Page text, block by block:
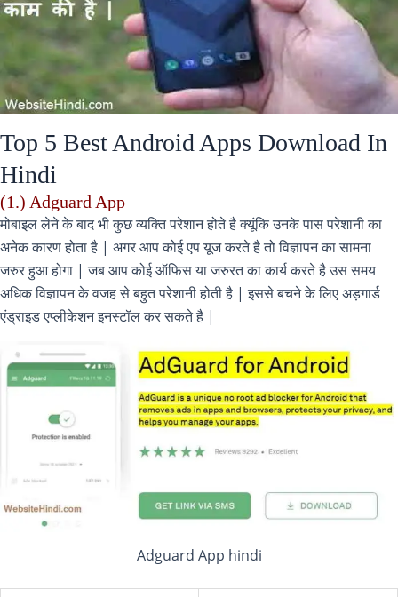
Top 5 Best Android Apps Download In
Hindi
(1.) Adguard App
मोबाइल लेने के बाद भी कुछ व्यक्ति परेशान होते है क्यूंकि उनके पास परेशानी का
अनेक कारण होता है | अगर आप कोई एप यूज करते है तो विज्ञापन का सामना
जरुर हुआ होगा | जब आप कोई ऑफिस या जरुरत का कार्य करते है उस समय
अधिक विज्ञापन के वजह से बहुत परेशानी होती है | इससे बचने के लिए अड़गार्ड
एंड्राइड एप्लीकेशन इनस्टॉल कर सकते है |
Adguard App hindi